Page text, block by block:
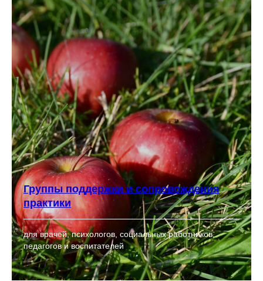
Группы поддержки и сопровождения
практики
для врачей, психологов, социальных работников,
педагогов и воспитателей